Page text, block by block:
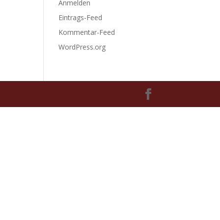
Anmelden
Eintrags-Feed
Kommentar-Feed
WordPress.org